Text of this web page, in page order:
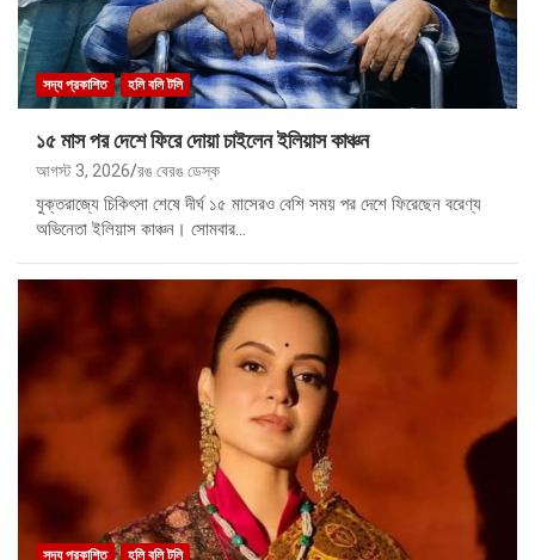
সদ্য প্রকাশিত হলি বলি টলি
১৫ মাস পর দেশে ফিরে দোয়া চাইলেন ইলিয়াস কাঞ্চন
আগস্ট 3, 2026 রঙ বেরঙ ডেস্ক
যুক্তরাজ্যে চিকিৎসা শেষে দীর্ঘ ১৫ মাসেরও বেশি সময় পর দেশে ফিরেছেন বরেণ্য
অভিনেতা ইলিয়াস কাঞ্চন। সোমবার…
সদ্য প্রকাশিত হলি বলি টলি